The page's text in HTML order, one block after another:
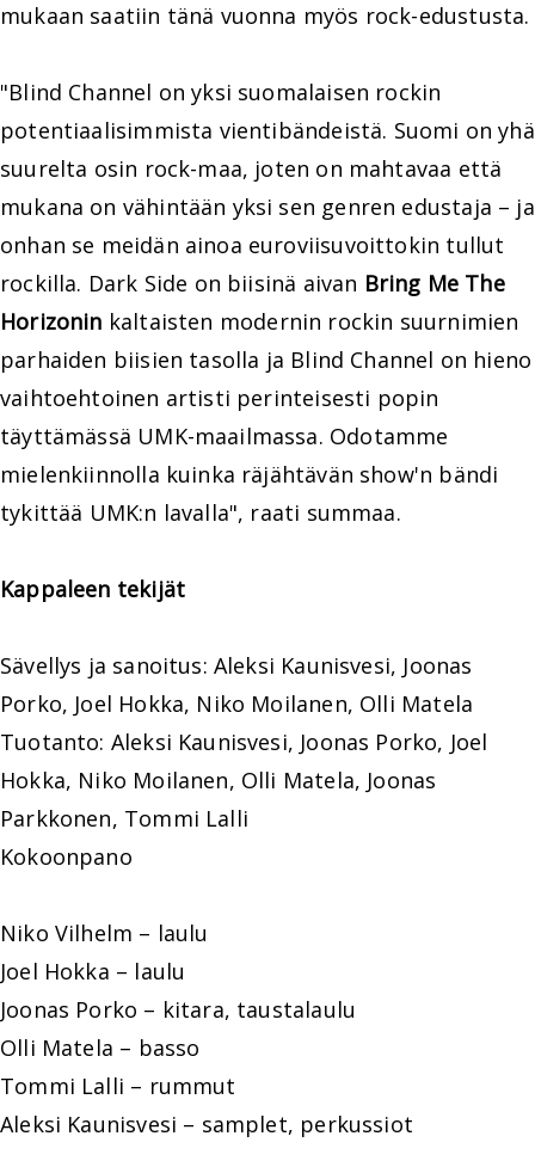
mukaan saatiin tänä vuonna myös rock-edustusta.
"Blind Channel on yksi suomalaisen rockin
potentiaalisimmista vientibändeistä. Suomi on yhä
suurelta osin rock-maa, joten on mahtavaa että
mukana on vähintään yksi sen genren edustaja – ja
onhan se meidän ainoa euroviisuvoittokin tullut
rockilla. Dark Side on biisinä aivan Bring Me The
Horizonin kaltaisten modernin rockin suurnimien
parhaiden biisien tasolla ja Blind Channel on hieno
vaihtoehtoinen artisti perinteisesti popin
täyttämässä UMK-maailmassa. Odotamme
mielenkiinnolla kuinka räjähtävän show'n bändi
tykittää UMK:n lavalla", raati summaa.
Kappaleen tekijät
Sävellys ja sanoitus: Aleksi Kaunisvesi, Joonas
Porko, Joel Hokka, Niko Moilanen, Olli Matela
Tuotanto: Aleksi Kaunisvesi, Joonas Porko, Joel
Hokka, Niko Moilanen, Olli Matela, Joonas
Parkkonen, Tommi Lalli
Kokoonpano
Niko Vilhelm – laulu
Joel Hokka – laulu
Joonas Porko – kitara, taustalaulu
Olli Matela – basso
Tommi Lalli – rummut
Aleksi Kaunisvesi – samplet, perkussiot